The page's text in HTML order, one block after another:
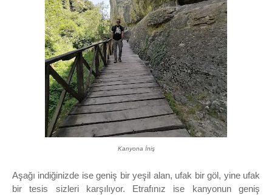
Kanyona İniş
Aşağı indiğinizde ise geniş bir yeşil alan, ufak bir göl, yine ufak
bir tesis sizleri karşılıyor. Etrafınız ise kanyonun geniş